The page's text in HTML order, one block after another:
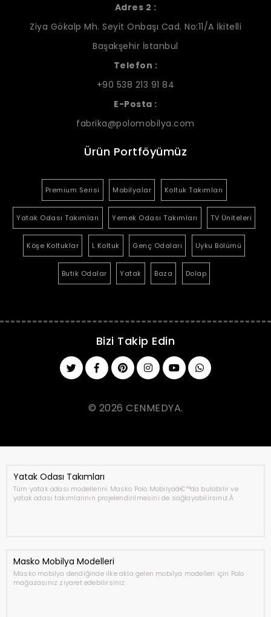
Adres 2 :
Ziya Gökalp Mh. Seyit Onbaşı Cad. No:11/A İkitelli
Başakşehir İstanbul
Telefon :
+90 538 213 91 84
E-Posta :
fabrika@polomobilya.com
Ürün Portföyümüz
Premium Serisi Mobilyalar Koltuk Takımları
Yatak Odası Takımları Yemek Odası Takımları TV Üniteleri
Köşe Koltuklar L Koltuk Genç Odaları Uyku Bölümü
Butik Odalar Yatak Baza Dolap
Bizi Takip Edin
© 2026 CENMEDYA.
Yatak Odası Takımları
Tüm yatak odası modellerini Masko Polo Mobilyaâ€™da bulabilir ve
yatak odası takımlarının projelendirilmesini de sağlayabilirsiniz.Â
Masko Mobilya Modelleri
Masko mobilya dendiğinde ilke akla gelen mobilya modelleri için Polo
mağazasınız ziyaret edebilirsiniz.